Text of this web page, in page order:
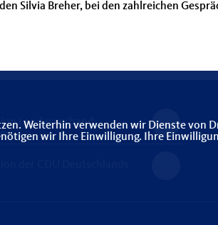
Silvia Breher, bei den zahlreichen
Landesverband
Weiterhin verwenden wir Dienste von
wir Ihre Einwilligung. Ihre